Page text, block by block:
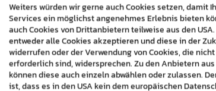
Weiters würden wir gerne auch Cookies setzen, damit
Services ein möglichst angenehmes Erlebnis bieten
auch Cookies von Drittanbietern teilweise aus den
entweder alle Cookies akzeptieren und diese in der
widerrufen oder der Verwendung von Cookies, die
erforderlich sind, widersprechen. Zu den Anbietern aus
können diese auch einzeln abwählen oder zulassen.
ist, dass es in den USA kein dem europäischen